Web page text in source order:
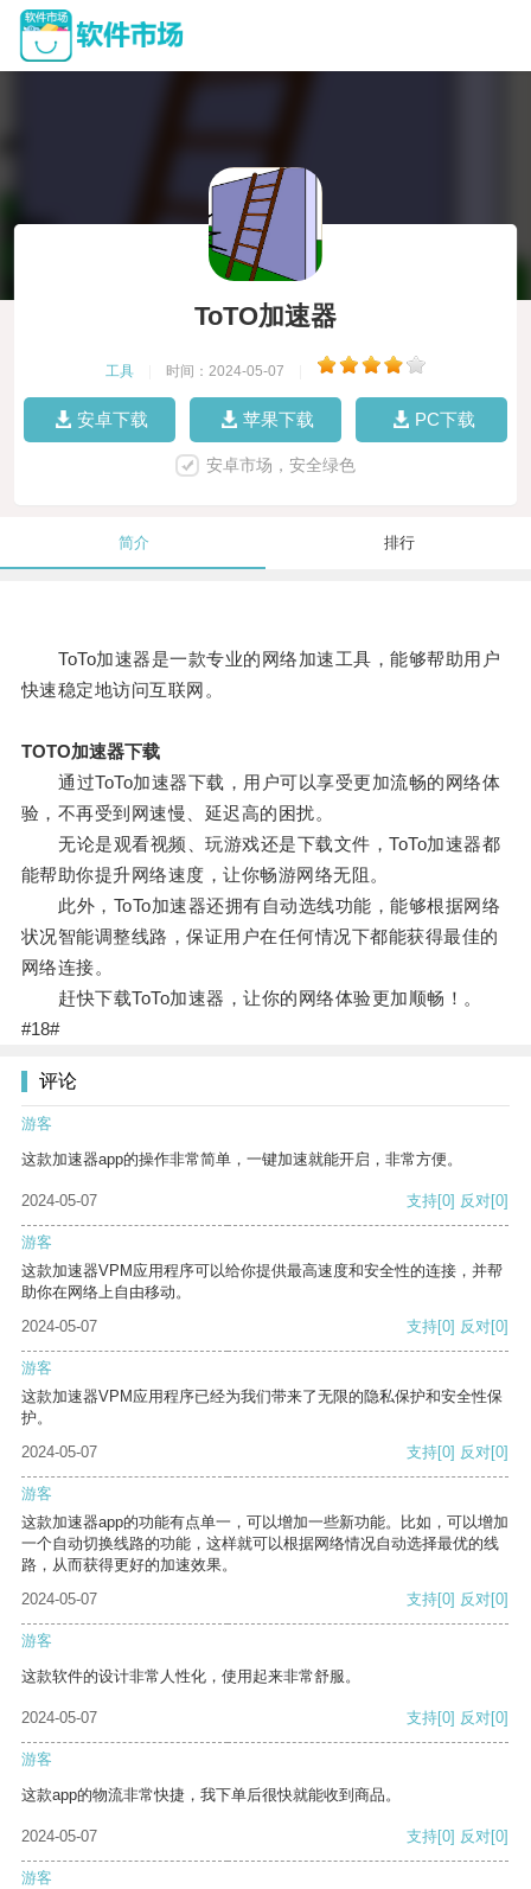
ToTO加速器
工具 时间：2024-05-07
安卓下载 苹果下载 PC下载
安卓市场，安全绿色
简介 排行
ToTo加速器是一款专业的网络加速工具，能够帮助用户
快速稳定地访问互联网。
TOTO加速器下载
通过ToTo加速器下载，用户可以享受更加流畅的网络体
验，不再受到网速慢、延迟高的困扰。
无论是观看视频、玩游戏还是下载文件，ToTo加速器都
能帮助你提升网络速度，让你畅游网络无阻。
此外，ToTo加速器还拥有自动选线功能，能够根据网络
状况智能调整线路，保证用户在任何情况下都能获得最佳的
网络连接。
赶快下载ToTo加速器，让你的网络体验更加顺畅！。
#18#
评论
游客
这款加速器app的操作非常简单，一键加速就能开启，非常方便。
2024-05-07 支持[0] 反对[0]
游客
这款加速器VPM应用程序可以给你提供最高速度和安全性的连接，并帮
助你在网络上自由移动。
2024-05-07
支持[0] 反对[0]
游客
这款加速器VPM应用程序已经为我们带来了无限的隐私保护和安全性保
护。
2024-05-07
支持[0] 反对[0]
游客
这款加速器app的功能有点单一，可以增加一些新功能。比如，可以增加
一个自动切换线路的功能，这样就可以根据网络情况自动选择最优的线
路，从而获得更好的加速效果。
2024-05-07
支持[0] 反对[0]
游客
这款软件的设计非常人性化，使用起来非常舒服。
2024-05-07 支持[0] 反对[0]
游客
这款app的物流非常快捷，我下单后很快就能收到商品。
2024-05-07 支持[0] 反对[0]
游客